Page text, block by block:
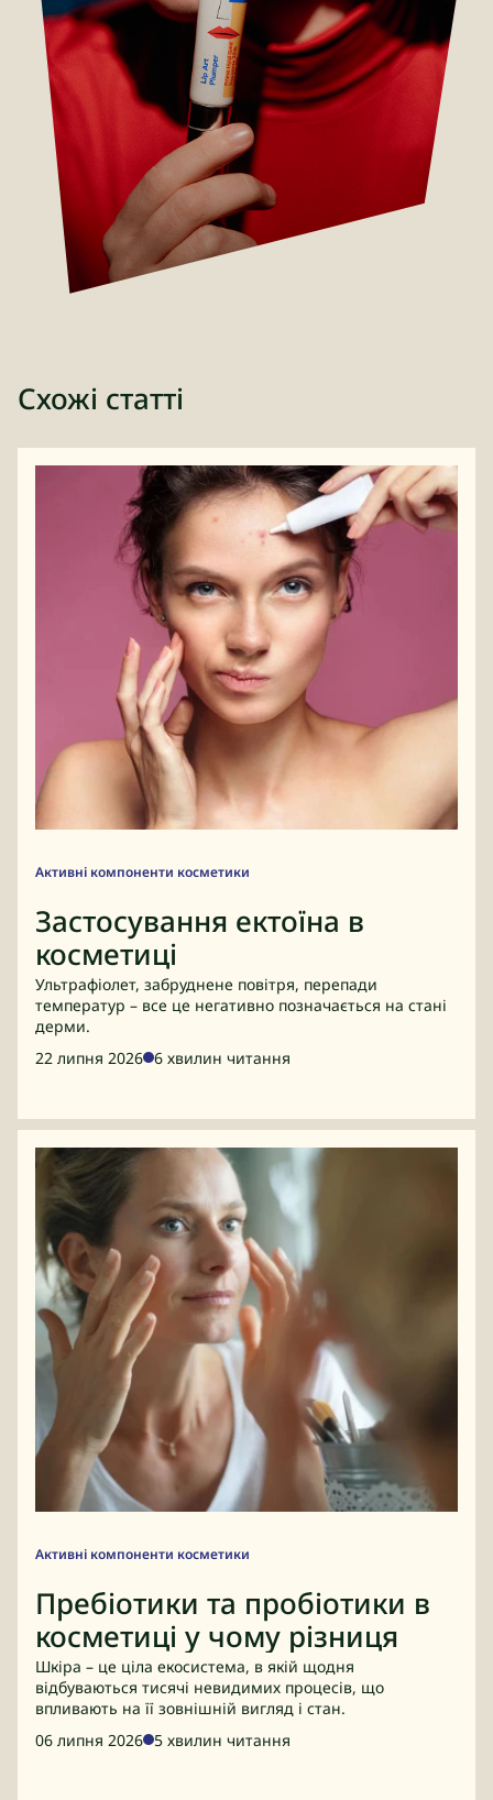
Схожі статті
Активні компоненти косметики
Застосування ектоїна в
косметиці
Ультрафіолет, забруднене повітря, перепади
температур – все це негативно позначається на стані
дерми.
22 липня 2026 6 хвилин читання
Активні компоненти косметики
Пребіотики та пробіотики в
косметиці у чому різниця
Шкіра – це ціла екосистема, в якій щодня
відбуваються тисячі невидимих процесів, що
впливають на її зовнішній вигляд і стан.
06 липня 2026 5 хвилин читання